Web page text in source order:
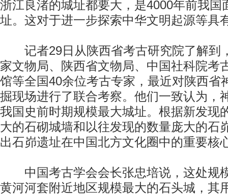
浙江良渚的城址都要大，是4000年前我国
址。这对于进一步探索中华文明起源等具
记者29日从陕西省考古研究院了解到
家文物局、陕西省文物局、中国社科院考
馆等全国40余位考古专家，最近对陕西省
掘现场进行了联合考察。他们一致认为，
我国史前时期规模最大城址。根据新发现
大的石砌城墙和以往发现的数量庞大的石
出石峁遗址在中国北方文化圈中的重要核
中国考古学会会长张忠培说，这处规
黄河河套附近地区规模最大的石头城，其